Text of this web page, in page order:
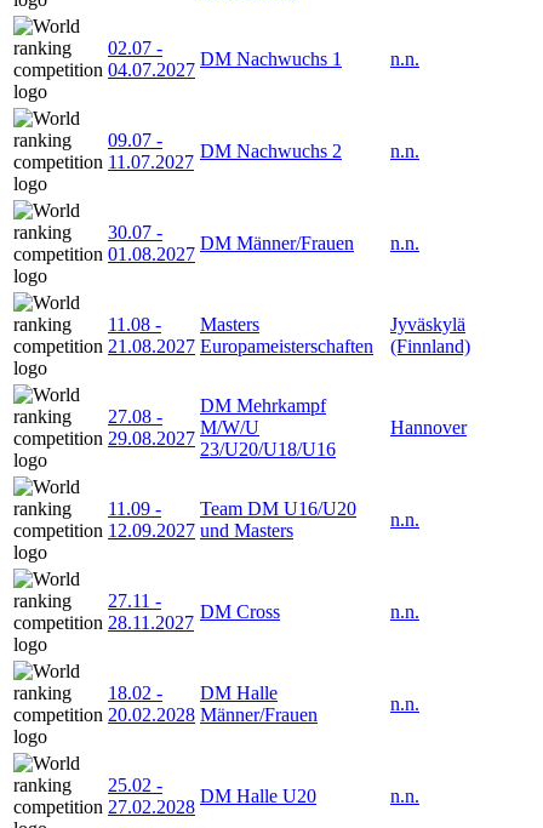
02.07 -
04.07.2027
DM Nachwuchs 1 n.n.
09.07 -
11.07.2027
DM Nachwuchs 2 n.n.
30.07 -
01.08.2027
DM Männer/Frauen n.n.
11.08 -
21.08.2027
Masters
Europameisterschaften
Jyväskylä
(Finnland)
27.08 -
29.08.2027
DM Mehrkampf
M/W/U
23/U20/U18/U16
Hannover
11.09 -
12.09.2027
Team DM U16/U20
und Masters
n.n.
27.11 -
28.11.2027
DM Cross n.n.
18.02 -
20.02.2028
DM Halle
Männer/Frauen
n.n.
25.02 -
27.02.2028
DM Halle U20 n.n.